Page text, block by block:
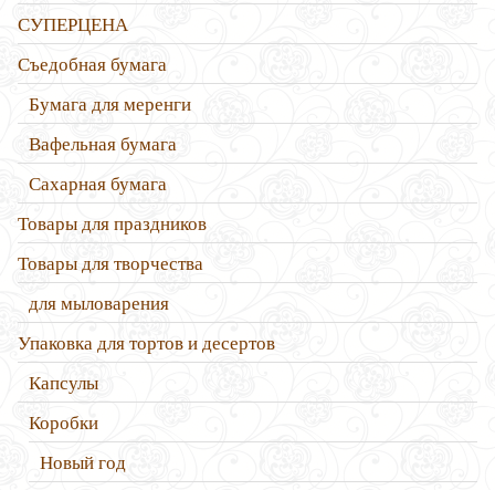
СУПЕРЦЕНА
Съедобная бумага
Бумага для меренги
Вафельная бумага
Сахарная бумага
Товары для праздников
Товары для творчества
для мыловарения
Упаковка для тортов и десертов
Капсулы
Коробки
Новый год